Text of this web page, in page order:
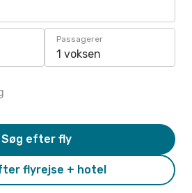
Passagerer
1 voksen
flyrejse + hotel
Søg efter fly